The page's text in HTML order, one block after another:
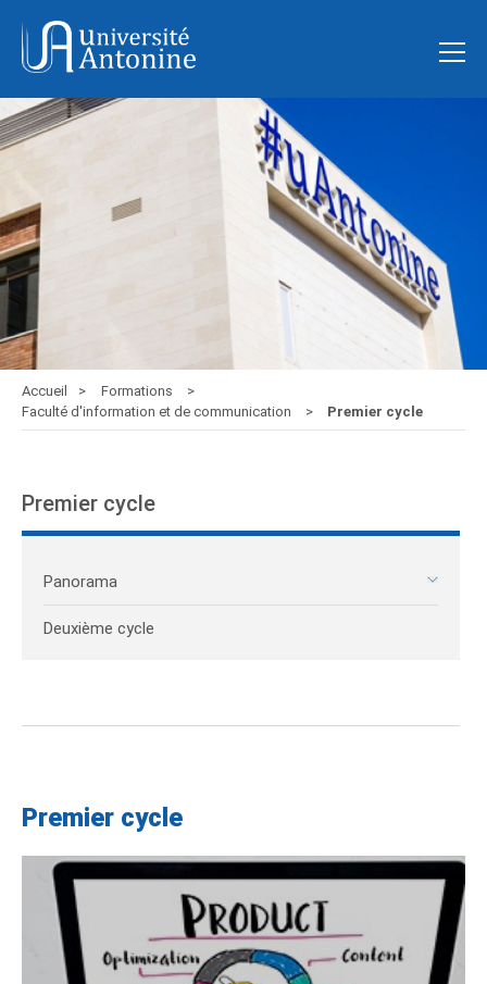
Accueil
Formations
Faculté d'information et de communication
Premier cycle
Premier cycle
Panorama
Deuxième cycle
Premier cycle